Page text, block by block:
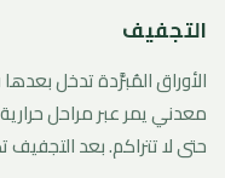
التجفيف
الأوراق المُبرَّدة تدخل
معدني يمر عبر مراحل
حتى لا تتراكم. بعد